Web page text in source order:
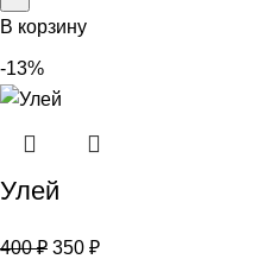
В корзину
-13%
Улей
400₽ 350 ₽